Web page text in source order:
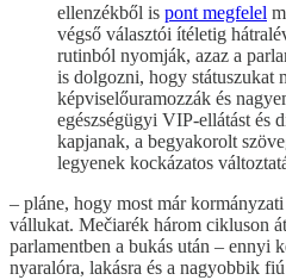
ellenzékből is pont megfelel
végső választói ítéletig
rutinból nyomják, azaz a
is dolgozni, hogy státuszukat
képviselőuramozzák és
egészségügyi VIP-ellátást és
kapjanak, a begyakorolt
legyenek kockázatos
– pláne, hogy most már
vállukat. Mečiarék három cikluson
parlamentben a bukás után – ennyi
nyaralóra, lakásra és a nagyobbik